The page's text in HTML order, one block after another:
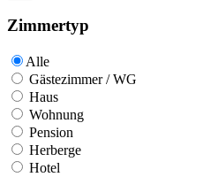
Zimmertyp
Alle
Gästezimmer / WG
Haus
Wohnung
Pension
Herberge
Hotel